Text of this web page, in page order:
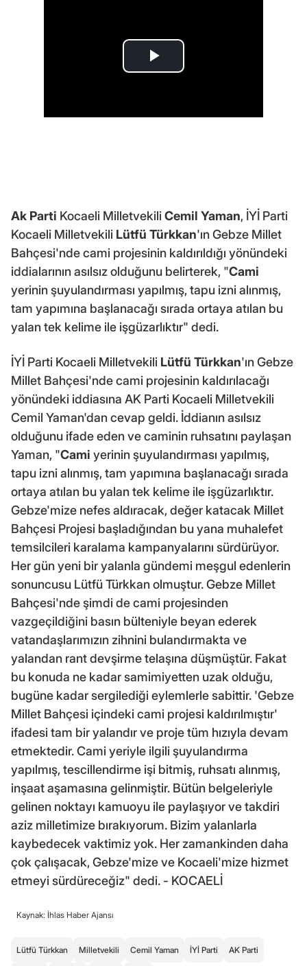
Ak Parti Kocaeli MilletvekiliCemil Yaman, İYİ Parti
Kocaeli Milletvekili Lütfü Türkkan'ın Gebze Millet
Bahçesi'nde cami projesinin kaldırıldığı yönündeki
iddialarının asılsız olduğunu belirterek, "Cami
yerinin şuyulandırması yapılmış, tapu izni alınmış,
tam yapımına başlanacağı sırada ortaya atılan bu
yalan tek kelime ile işgüzarlıktır" dedi.
İYİ Parti Kocaeli Milletvekili Lütfü Türkkan'ın Gebze
Millet Bahçesi'nde cami projesinin kaldırılacağı
yönündeki iddiasına AK Parti Kocaeli Milletvekili
Cemil Yaman'dan cevap geldi. İddianın asılsız
olduğunu ifade eden ve caminin ruhsatını paylaşan
Yaman, "Cami yerinin şuyulandırması yapılmış,
tapu izni alınmış, tam yapımına başlanacağı sırada
ortaya atılan bu yalan tek kelime ile işgüzarlıktır.
Gebze'mize nefes aldıracak, değer katacak Millet
Bahçesi Projesi başladığından bu yana muhalefet
temsilcileri karalama kampanyalarını sürdürüyor.
Her gün yeni bir yalanla gündemi meşgul edenlerin
sonuncusu Lütfü Türkkan olmuştur. Gebze Millet
Bahçesi'nde şimdi de cami projesinden
vazgeçildiğini basın bülteniyle beyan ederek
vatandaşlarımızın zihnini bulandırmakta ve
yalandan rant devşirme telaşına düşmüştür. Fakat
bu konuda ne kadar samimiyetten uzak olduğu,
bugüne kadar sergilediği eylemlerle sabittir. 'Gebze
Millet Bahçesi içindeki cami projesi kaldırılmıştır'
ifadesi tam bir yalandır ve proje tüm hızıyla devam
etmektedir. Cami yeriyle ilgili şuyulandırma
yapılmış, tescillendirme işi bitmiş, ruhsatı alınmış,
inşaat aşamasına gelinmiştir. Bütün belgeleriyle
gelinen noktayı kamuoyu ile paylaşıyor ve takdiri
aziz milletimize bırakıyorum. Bizim yalanlarla
kaybedecek vaktimiz yok. Her zamankinden daha
çok çalışacak, Gebze'mize ve Kocaeli'mize hizmet
etmeyi sürdüreceğiz" dedi. - KOCAELİ
Kaynak: İhlas Haber Ajansı
Lütfü Türkkan Milletvekili Cemil Yaman İYİ Parti AK Parti